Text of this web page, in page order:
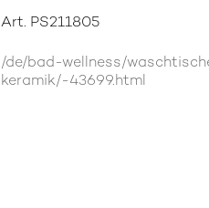
Art. PS211805
/de/bad-wellness/
keramik/-43699.html